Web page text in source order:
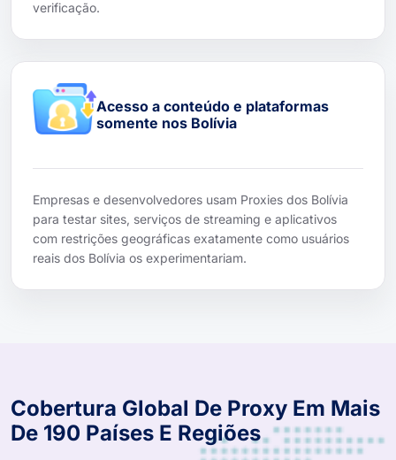
verificação.
Acesso a conteúdo e plataformas
somente nos Bolívia
Empresas e desenvolvedores usam Proxies dos Bolívia
para testar sites, serviços de streaming e aplicativos
com restrições geográficas exatamente como usuários
reais dos Bolívia os experimentariam.
Cobertura Global De Proxy Em Mais
De 190 Países E Regiões